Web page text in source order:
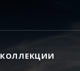
КОЛЛЕКЦИИ